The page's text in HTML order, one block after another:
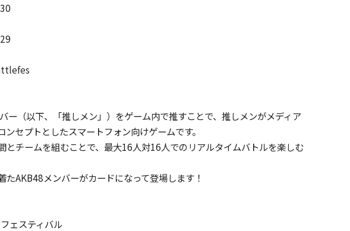
ー（以下、「推しメン」）をゲーム内で推すことで、推しメンがメディア
セプトとしたスマートフォン向けゲームです。
とチームを組むことで、最大16人対16人でのリアルタイムバトルを楽しむ
AKB48メンバーがカードになって登場します！
ェスティバル